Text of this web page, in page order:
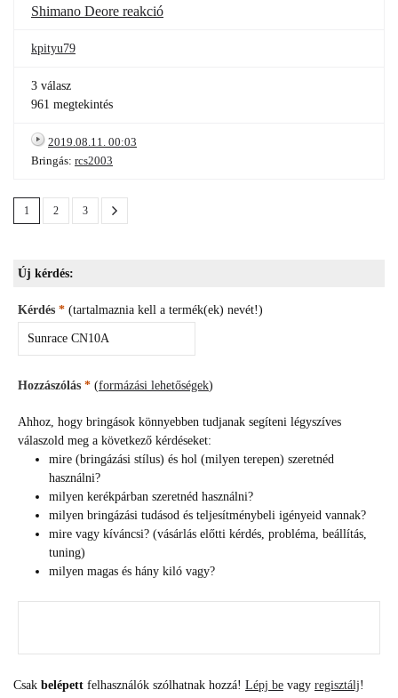
Shimano Deore reakció
kpityu79
3 válasz
961 megtekintés
2019.08.11. 00:03
Bringás: rcs2003
1 2 3
Új kérdés:
Kérdés * (tartalmaznia kell a termék(ek) nevét!)
Hozzászólás * (formázási lehetőségek)
Ahhoz, hogy bringások könnyebben tudjanak segíteni légyszíves
válaszold meg a következő kérdéseket:
mire (bringázási stílus) és hol (milyen terepen) szeretnéd
használni?
milyen kerékpárban szeretnéd használni?
milyen bringázási tudásod és teljesítménybeli igényeid vannak?
mire vagy kíváncsi? (vásárlás előtti kérdés, probléma, beállítás,
tuning)
milyen magas és hány kiló vagy?
Csak belépett felhasználók szólhatnak hozzá! Lépj be vagy regisztálj!